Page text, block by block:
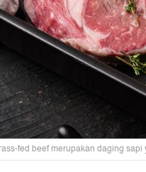
fed beef merupakan daging